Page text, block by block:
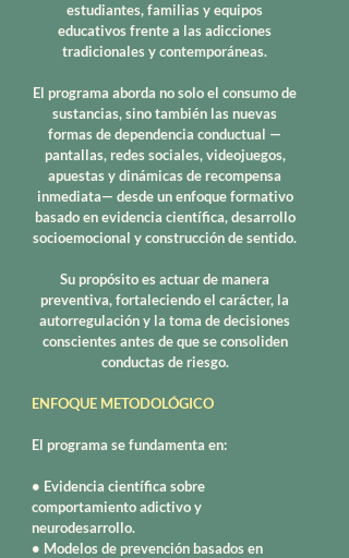
estudiantes, familias y equipos
educativos frente a las adicciones
tradicionales y contemporáneas.
El programa aborda no solo el consumo de
sustancias, sino también las nuevas
formas de dependencia conductual —
pantallas, redes sociales, videojuegos,
apuestas y dinámicas de recompensa
inmediata— desde un enfoque formativo
basado en evidencia científica, desarrollo
socioemocional y construcción de sentido.
Su propósito es actuar de manera
preventiva, fortaleciendo el carácter, la
autorregulación y la toma de decisiones
conscientes antes de que se consoliden
conductas de riesgo.
ENFOQUE METODOLÓGICO
El programa se fundamenta en:
• Evidencia científica sobre
comportamiento adictivo y
neurodesarrollo.
• Modelos de prevención basados en